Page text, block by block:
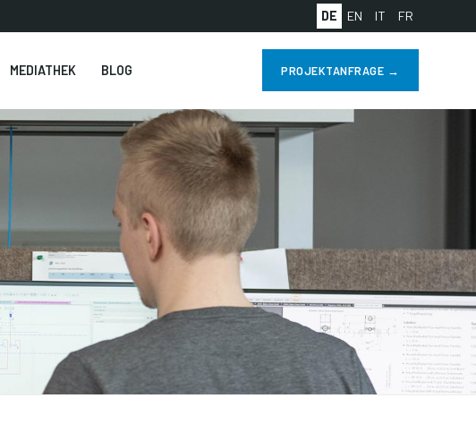
DE EN IT FR
MEDIATHEK BLOG PROJEKTANFRAGE →